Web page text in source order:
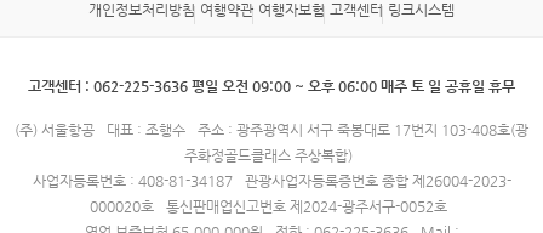
개인정보처리방침 여행약관 여행자보험 고객센터 링크시스템
고객센터 : 062-225-3636 평일 오전 09:00 ~ 오후 06:00 매주 토 일 공휴일 휴무
(주) 서울항공 대표 : 조행수
주소 : 광주광역시 서구 죽봉대로 17번지 103-408호(광
주화정골드클래스 주상복합)
사업자등록번호 : 408-81-34187
관광사업자등록증번호 종합 제26004-2023-
000020호
통신판매업신고번호 제2024-광주서구-0052호